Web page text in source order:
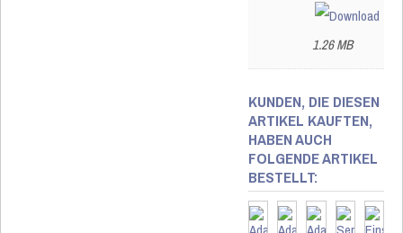
1.26 MB
KUNDEN, DIE DIESEN
ARTIKEL KAUFTEN,
HABEN AUCH
FOLGENDE ARTIKEL
BESTELLT: